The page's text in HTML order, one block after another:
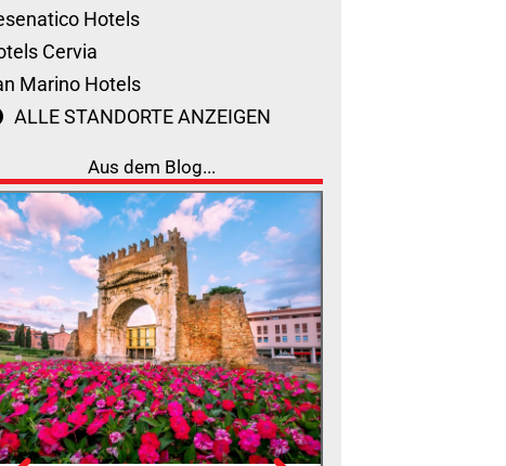
Hotels
Cervia
Marino Hotels
ALLE STANDORTE ANZEIGEN
Aus dem Blog...